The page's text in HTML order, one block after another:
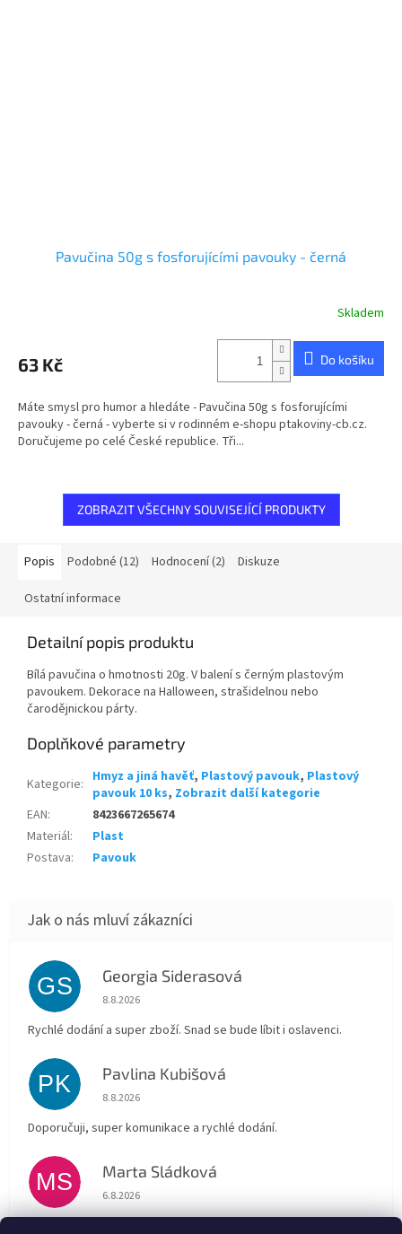
Pavučina 50g s fosforujícími pavouky - černá
Skladem
63 Kč Do košíku
Máte smysl pro humor a hledáte - Pavučina 50g s fosforujícími
pavouky - černá - vyberte si v rodinném e-shopu ptakoviny-cb.cz.
Doručujeme po celé České republice. Tři...
ZOBRAZIT VŠECHNY SOUVISEJÍCÍ PRODUKTY
Popis Podobné (12) Hodnocení (2) Diskuze
Ostatní informace
Detailní popis produktu
Bílá pavučina o hmotnosti 20g. V balení s černým plastovým
pavoukem. Dekorace na Halloween, strašidelnou nebo
čarodějnickou párty.
Doplňkové parametry
Kategorie: Hmyz a jiná havěť, Plastový pavouk, Plastový
pavouk 10 ks, Zobrazit další kategorie
EAN:
8423667265674
Materiál:
Plast
Postava: Pavouk
GS Georgia Siderasová
Hodnocení obchodu je 5 z 5 hvězdiček.
8.8.2026
Rychlé dodání a super zboží. Snad se bude líbit i oslavenci.
PK Pavlina Kubišová
Hodnocení obchodu je 5 z 5 hvězdiček.
8.8.2026
Doporučuji, super komunikace a rychlé dodání.
MS Marta Sládková
Hodnocení obchodu je 5 z 5 hvězdiček.
6.8.2026